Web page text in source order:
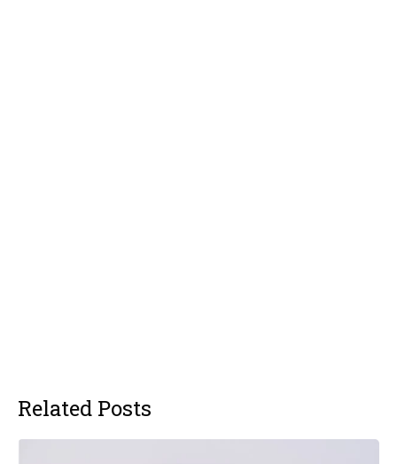
Related Posts